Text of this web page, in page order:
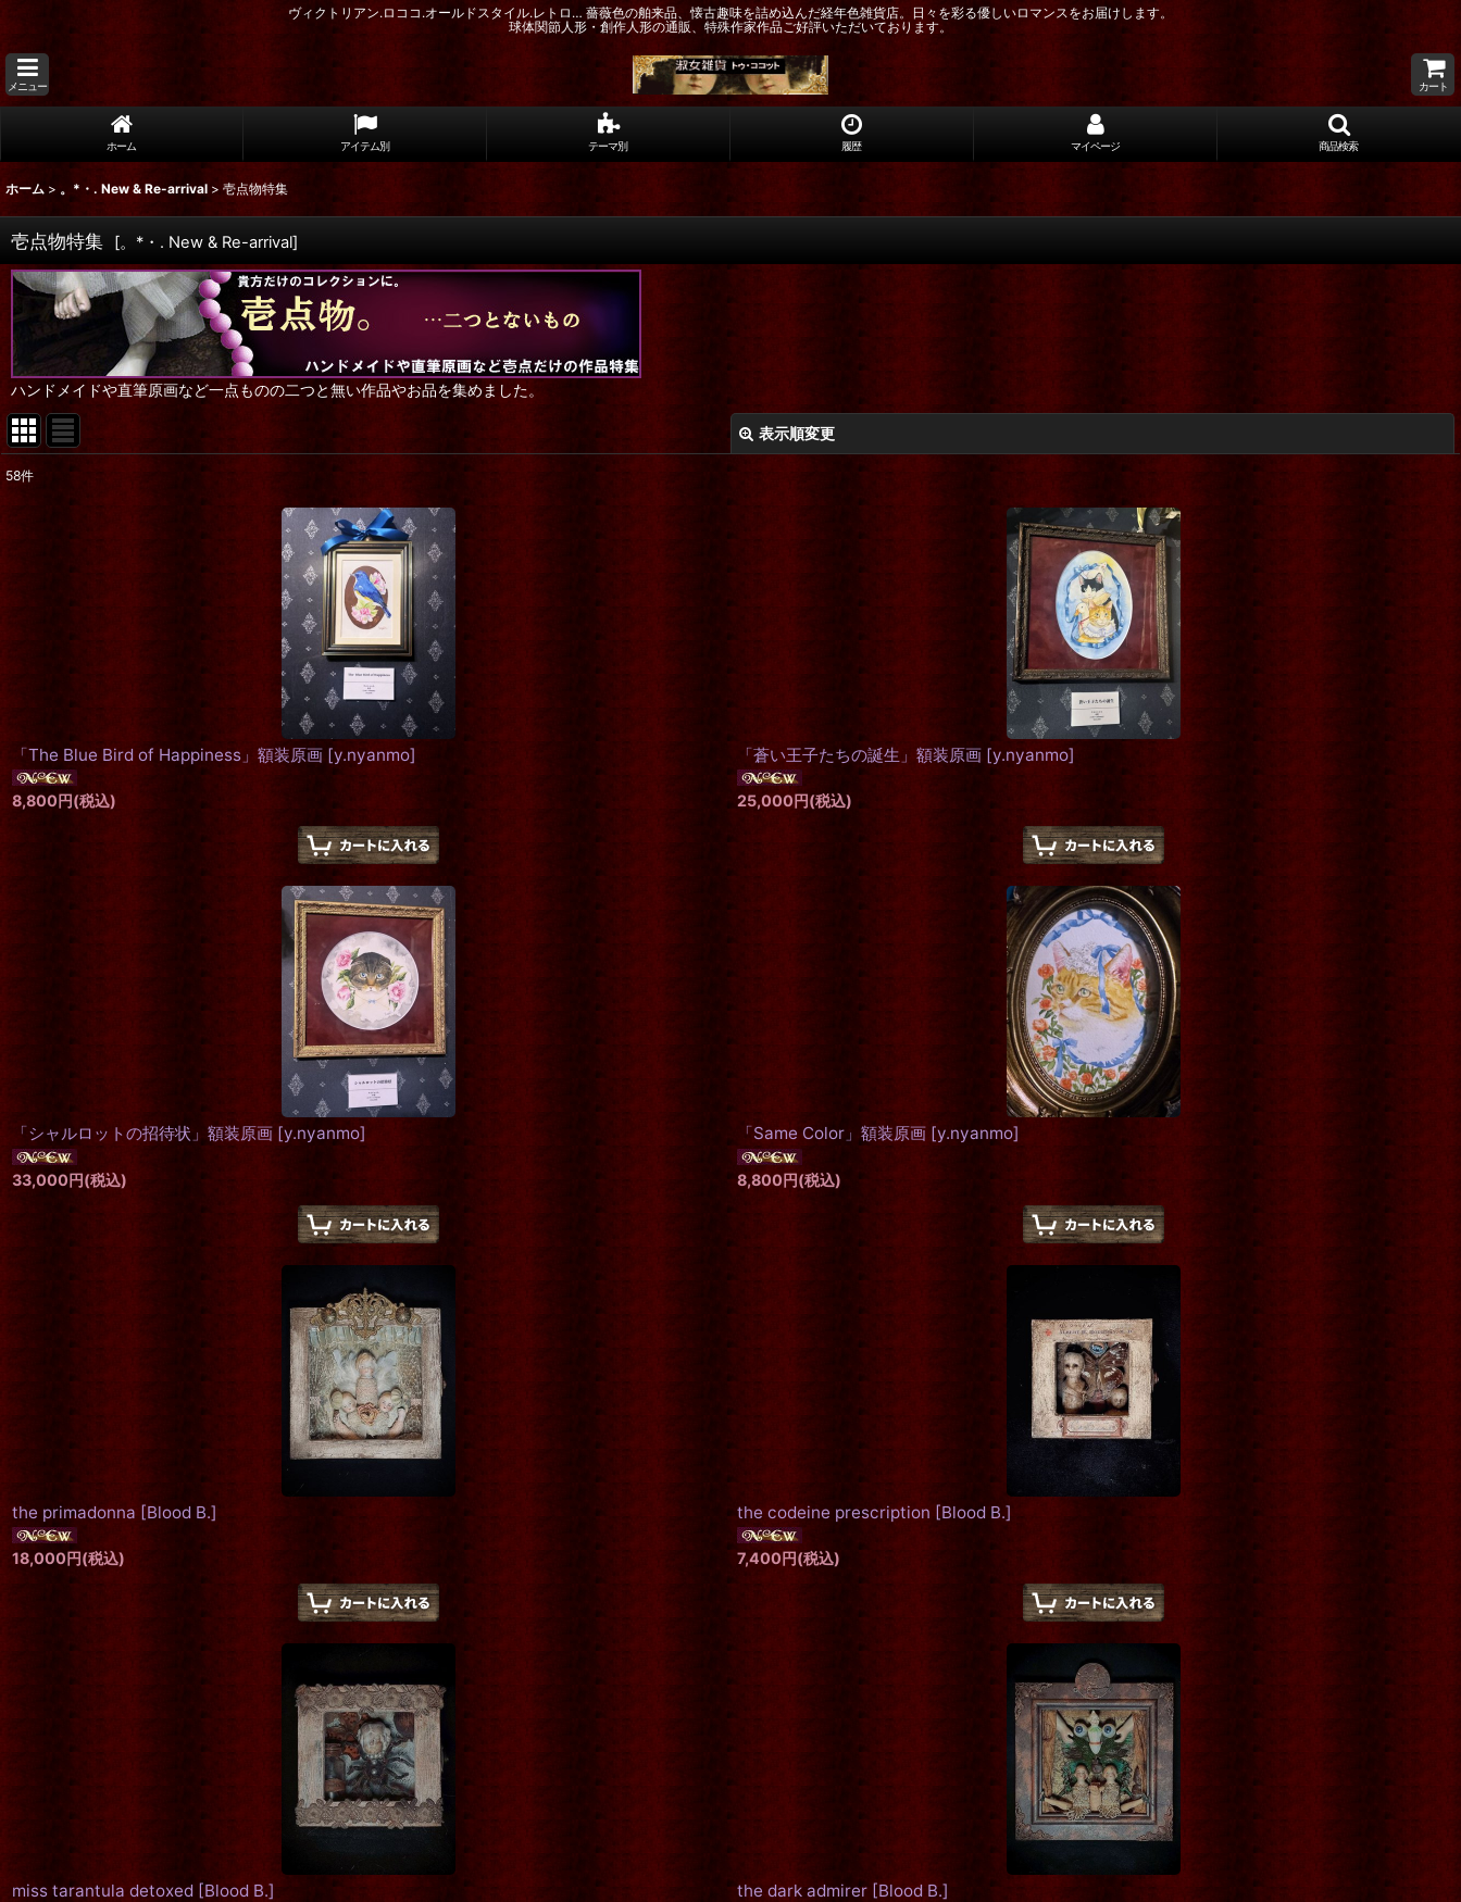
ヴィクトリアン.ロココ.オールドスタイル.レトロ… 薔薇色の舶来品、懐古趣味を詰め込んだ経年色雑貨店。日々を彩る優しいロマンスをお届けします。
球体関節人形・創作人形の通販、特殊作家作品ご好評いただいております。
メニュー カート
ホーム アイテム別 テーマ別 履歴 マイページ 商品検索
ホーム > 。*・. New & Re-arrival > 壱点物特集
壱点物特集 [。*・. New & Re-arrival]
ハンドメイドや直筆原画など一点ものの二つと無い作品やお品を集めました。
表示順変更
58件
「The Blue Bird of Happiness」額装原画 [y.nyanmo]
8,800円(税込)
「蒼い王子たちの誕生」額装原画 [y.nyanmo]
25,000円(税込)
「シャルロットの招待状」額装原画 [y.nyanmo]
33,000円(税込)
「Same Color」額装原画 [y.nyanmo]
8,800円(税込)
the primadonna [Blood B.]
18,000円(税込)
the codeine prescription [Blood B.]
7,400円(税込)
miss tarantula detoxed [Blood B.] the dark admirer [Blood B.]